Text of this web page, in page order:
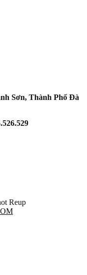
Sơn, Thành Phố Đà
Reup